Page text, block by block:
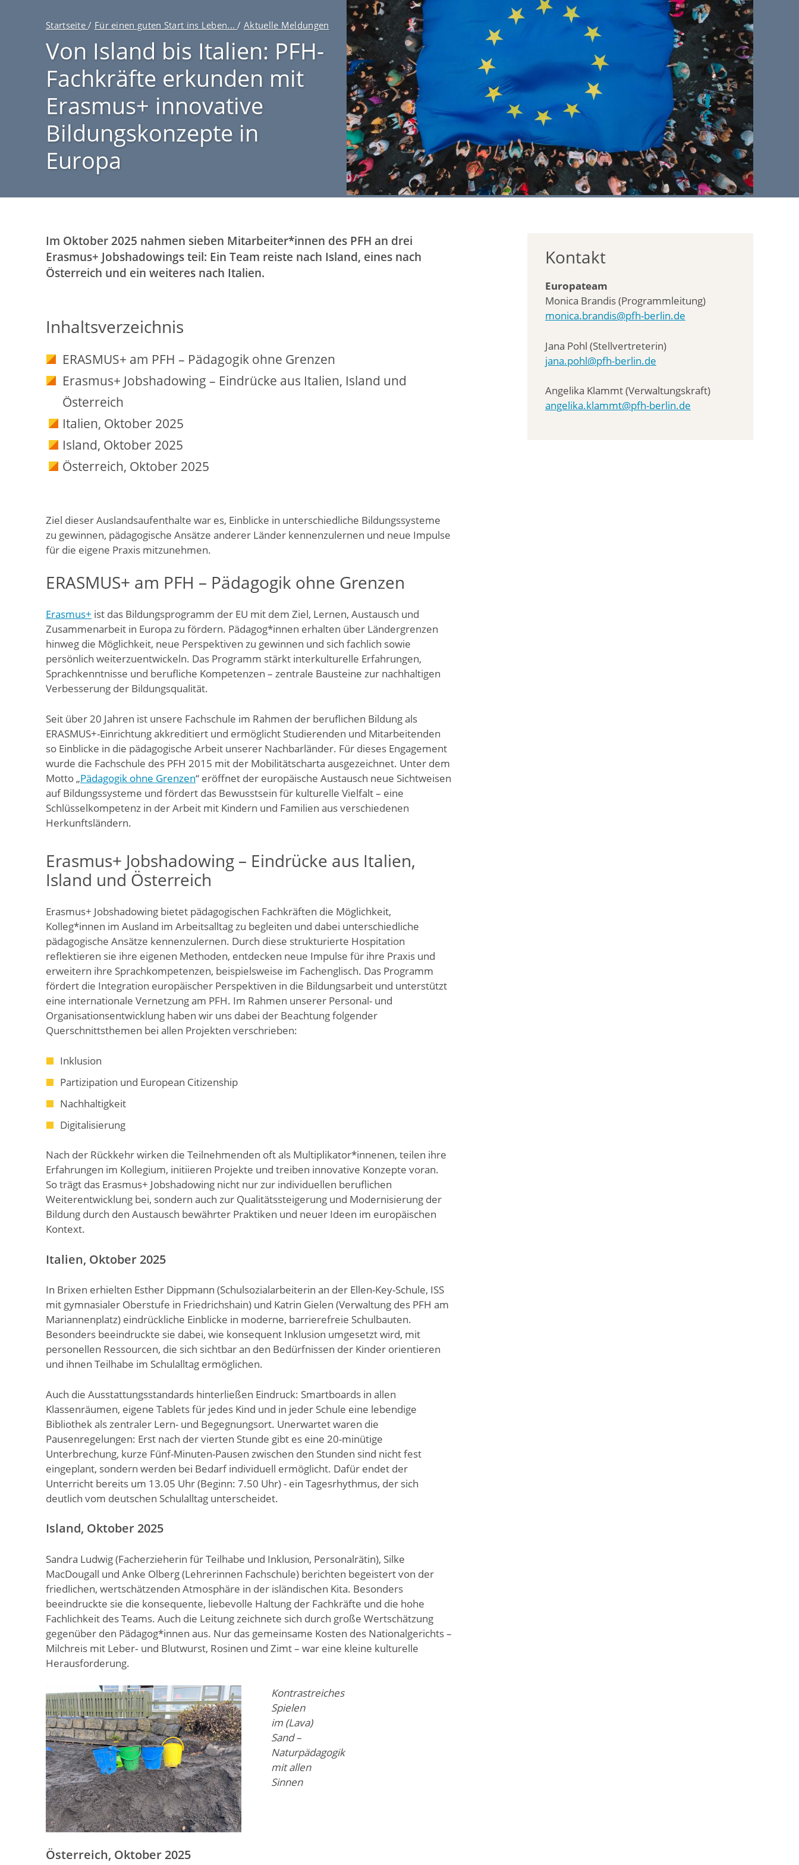
i
g
a
t
i
o
n
(
D
E
)
i
n
P
f
a
d
n
a
v
i
g
a
t
o
Startseite/ Für einen guten Start ins Leben.../Aktuelle Meldungen
Von Island bis Italien: PFH-
Fachkräfte erkunden mit
Erasmus+ innovative
Bildungskonzepte in
Europa
Im Oktober 2025 nahmen sieben Mitarbeiter*innen des PFH an drei
Erasmus+ Jobshadowings teil: Ein Team reiste nach Island, eines nach
Österreich und ein weiteres nach Italien.
Inhaltsverzeichnis
ERASMUS+ am PFH – Pädagogik ohne Grenzen
Erasmus+ Jobshadowing – Eindrücke aus Italien, Island und
Österreich
Italien, Oktober 2025
Island, Oktober 2025
Österreich, Oktober 2025
Ziel dieser Auslandsaufenthalte war es, Einblicke in unterschiedliche Bildungssysteme
zu gewinnen, pädagogische Ansätze anderer Länder kennenzulernen und neue Impulse
für die eigene Praxis mitzunehmen.
ERASMUS+ am PFH – Pädagogik ohne Grenzen
Erasmus+ ist das Bildungsprogramm der EU mit dem Ziel, Lernen, Austausch und
Zusammenarbeit in Europa zu fördern. Pädagog*innen erhalten über Ländergrenzen
hinweg die Möglichkeit, neue Perspektiven zu gewinnen und sich fachlich sowie
persönlich weiterzuentwickeln. Das Programm stärkt interkulturelle Erfahrungen,
Sprachkenntnisse und berufliche Kompetenzen – zentrale Bausteine zur nachhaltigen
Verbesserung der Bildungsqualität.
Seit über 20 Jahren ist unsere Fachschule im Rahmen der beruflichen Bildung als
ERASMUS+-Einrichtung akkreditiert und ermöglicht Studierenden und Mitarbeitenden
so Einblicke in die pädagogische Arbeit unserer Nachbarländer. Für dieses Engagement
wurde die Fachschule des PFH 2015 mit der Mobilitätscharta ausgezeichnet. Unter dem
Motto „Pädagogik ohne Grenzen“ eröffnet der europäische Austausch neue Sichtweisen
auf Bildungssysteme und fördert das Bewusstsein für kulturelle Vielfalt – eine
Schlüsselkompetenz in der Arbeit mit Kindern und Familien aus verschiedenen
Herkunftsländern.
Erasmus+ Jobshadowing – Eindrücke aus Italien,
Island und Österreich
Erasmus+ Jobshadowing bietet pädagogischen Fachkräften die Möglichkeit,
Kolleg*innen im Ausland im Arbeitsalltag zu begleiten und dabei unterschiedliche
pädagogische Ansätze kennenzulernen. Durch diese strukturierte Hospitation
reflektieren sie ihre eigenen Methoden, entdecken neue Impulse für ihre Praxis und
erweitern ihre Sprachkompetenzen, beispielsweise im Fachenglisch. Das Programm
fördert die Integration europäischer Perspektiven in die Bildungsarbeit und unterstützt
eine internationale Vernetzung am PFH. Im Rahmen unserer Personal- und
Organisationsentwicklung haben wir uns dabei der Beachtung folgender
Querschnittsthemen bei allen Projekten verschrieben:
Inklusion
Partizipation und European Citizenship
Nachhaltigkeit
Digitalisierung
Nach der Rückkehr wirken die Teilnehmenden oft als Multiplikator*innenen, teilen ihre
Erfahrungen im Kollegium, initiieren Projekte und treiben innovative Konzepte voran.
So trägt das Erasmus+ Jobshadowing nicht nur zur individuellen beruflichen
Weiterentwicklung bei, sondern auch zur Qualitätssteigerung und Modernisierung der
Bildung durch den Austausch bewährter Praktiken und neuer Ideen im europäischen
Kontext.
Italien, Oktober 2025
In Brixen erhielten Esther Dippmann (Schulsozialarbeiterin an der Ellen-Key-Schule, ISS
mit gymnasialer Oberstufe in Friedrichshain) und Katrin Gielen (Verwaltung des PFH am
Mariannenplatz) eindrückliche Einblicke in moderne, barrierefreie Schulbauten.
Besonders beeindruckte sie dabei, wie konsequent Inklusion umgesetzt wird, mit
personellen Ressourcen, die sich sichtbar an den Bedürfnissen der Kinder orientieren
und ihnen Teilhabe im Schulalltag ermöglichen.
Auch die Ausstattungsstandards hinterließen Eindruck: Smartboards in allen
Klassenräumen, eigene Tablets für jedes Kind und in jeder Schule eine lebendige
Bibliothek als zentraler Lern- und Begegnungsort. Unerwartet waren die
Pausenregelungen: Erst nach der vierten Stunde gibt es eine 20-minütige
Unterbrechung, kurze Fünf-Minuten-Pausen zwischen den Stunden sind nicht fest
eingeplant, sondern werden bei Bedarf individuell ermöglicht. Dafür endet der
Unterricht bereits um 13.05 Uhr (Beginn: 7.50 Uhr) - ein Tagesrhythmus, der sich
deutlich vom deutschen Schulalltag unterscheidet.
Island, Oktober 2025
Sandra Ludwig (Facherzieherin für Teilhabe und Inklusion, Personalrätin), Silke
MacDougall und Anke Olberg (Lehrerinnen Fachschule) berichten begeistert von der
friedlichen, wertschätzenden Atmosphäre in der isländischen Kita. Besonders
beeindruckte sie die konsequente, liebevolle Haltung der Fachkräfte und die hohe
Fachlichkeit des Teams. Auch die Leitung zeichnete sich durch große Wertschätzung
gegenüber den Pädagog*innen aus. Nur das gemeinsame Kosten des Nationalgerichts –
Milchreis mit Leber‑ und Blutwurst, Rosinen und Zimt – war eine kleine kulturelle
Herausforderung.
Kontrastreiches
Spielen
im (Lava)
Sand –
Naturpädagogik
mit allen
Sinnen
Österreich, Oktober 2025
Kontakt
Europateam
Monica Brandis (Programmleitung)
monica.brandis@pfh-berlin.de
Jana Pohl (Stellvertreterin)
jana.pohl@pfh-berlin.de
Angelika Klammt (Verwaltungskraft)
angelika.klammt@pfh-berlin.de